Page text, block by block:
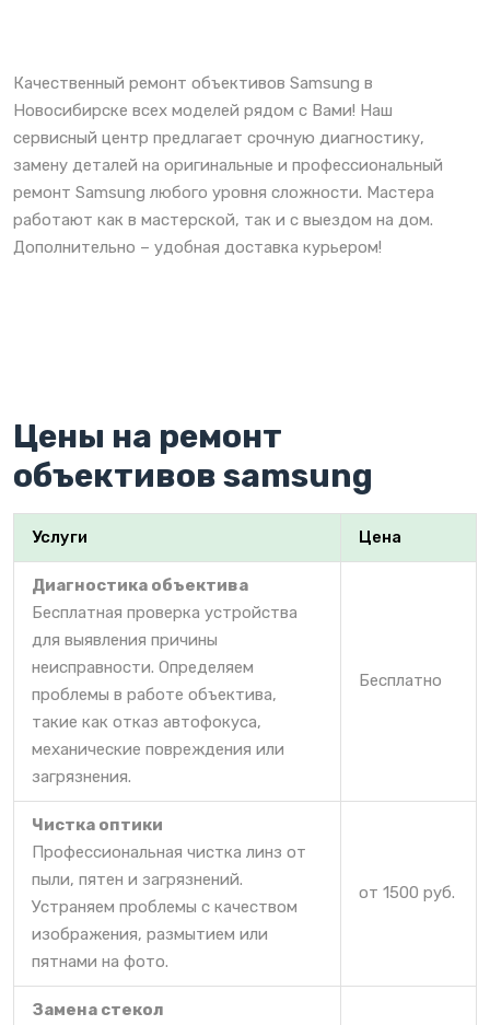
Качественный ремонт объективов Samsung в
Новосибирске всех моделей рядом с Вами! Наш
сервисный центр предлагает срочную диагностику,
замену деталей на оригинальные и профессиональный
ремонт Samsung любого уровня сложности. Мастера
работают как в мастерской, так и с выездом на дом.
Дополнительно – удобная доставка курьером!
Цены на ремонт
объективов samsung
Услуги Цена
Диагностика объектива
Бесплатная проверка устройства
для выявления причины
неисправности. Определяем
проблемы в работе объектива,
такие как отказ автофокуса,
механические повреждения или
загрязнения.
Бесплатно
Чистка оптики
Профессиональная чистка линз от
пыли, пятен и загрязнений.
Устраняем проблемы с качеством
изображения, размытием или
пятнами на фото.
от 1500 руб.
Замена стекол